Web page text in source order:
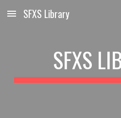
Skip to main content
SFXS Library
SFXS